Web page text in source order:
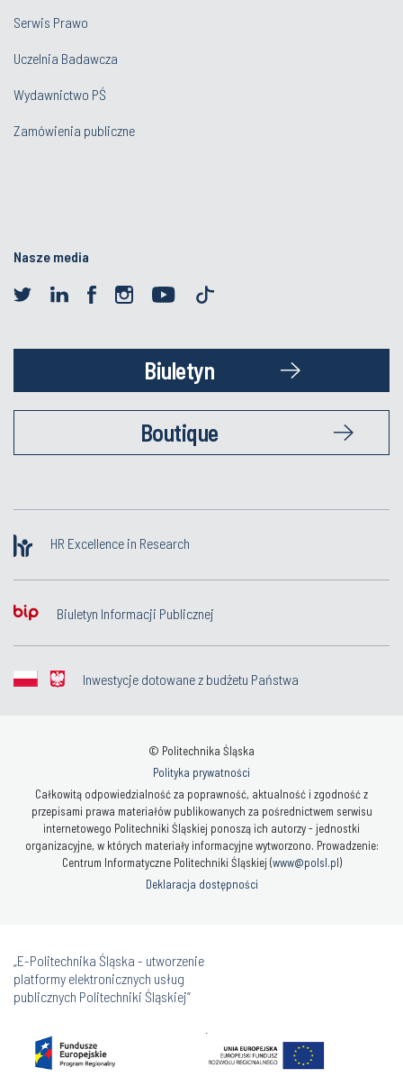
Serwis Prawo
Uczelnia Badawcza
Wydawnictwo PŚ
Zamówienia publiczne
Nasze media
Biuletyn
Boutique
HR Excellence in Research
Biuletyn Informacji Publicznej
Inwestycje dotowane z budżetu Państwa
© Politechnika Śląska
Polityka prywatności
Całkowitą odpowiedzialność za poprawność, aktualność i zgodność z
przepisami prawa materiałów publikowanych za pośrednictwem serwisu
internetowego Politechniki Śląskiej ponoszą ich autorzy - jednostki
organizacyjne, w których materiały informacyjne wytworzono. Prowadzenie:
Centrum Informatyczne Politechniki Śląskiej (www@polsl.pl)
Deklaracja dostępności
„E-Politechnika Śląska - utworzenie
platformy elektronicznych usług
publicznych Politechniki Śląskiej”